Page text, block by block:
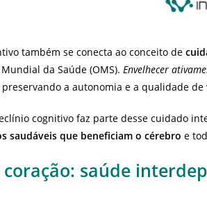
também se conecta ao conceito de
da Saúde (OMS). Envelhecer
a autonomia e a qualidade de
cognitivo faz parte desse cuidado
saudáveis que beneficiam o cérebro e
coração: saúde